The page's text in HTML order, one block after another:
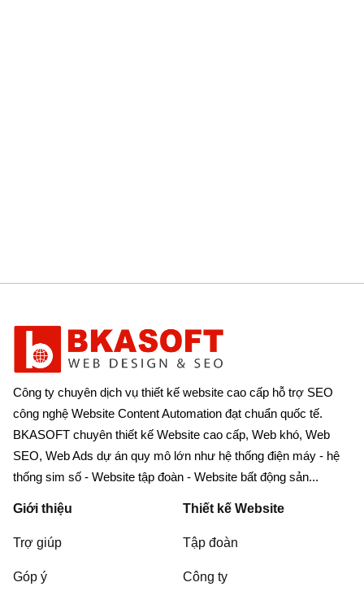
Công ty chuyên dịch vụ thiết kế website cao cấp hỗ trợ SEO
công nghệ Website Content Automation đạt chuẩn quốc tế.
BKASOFT chuyên thiết kế Website cao cấp, Web khó, Web
SEO, Web Ads dự án quy mô lớn như hệ thống điện máy - hệ
thống sim số - Website tập đoàn - Website bất động sản...
Giới thiệu
Trợ giúp
Góp ý
Thiết kế Website
Tập đoàn
Công ty